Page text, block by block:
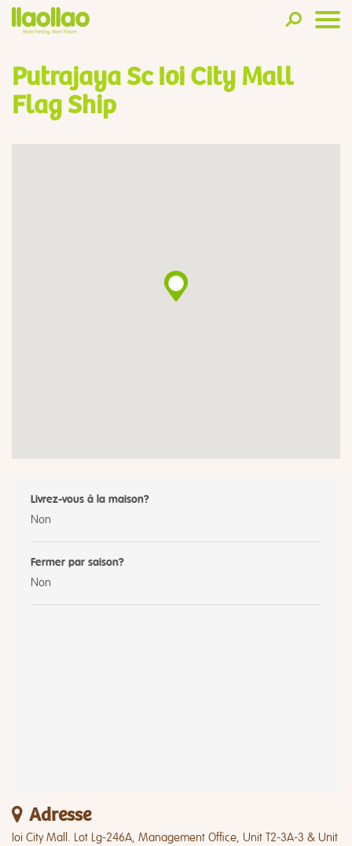
Putrajaya Sc Ioi City Mall
Flag Ship
Livrez-vous à la maison?
Non
Fermer par saison?
Non
Adresse
Ioi City Mall. Lot Lg-246A, Management Office, Unit T2-3A-3 & Unit